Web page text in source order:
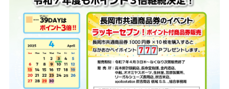
ながおかペイ利用者向け